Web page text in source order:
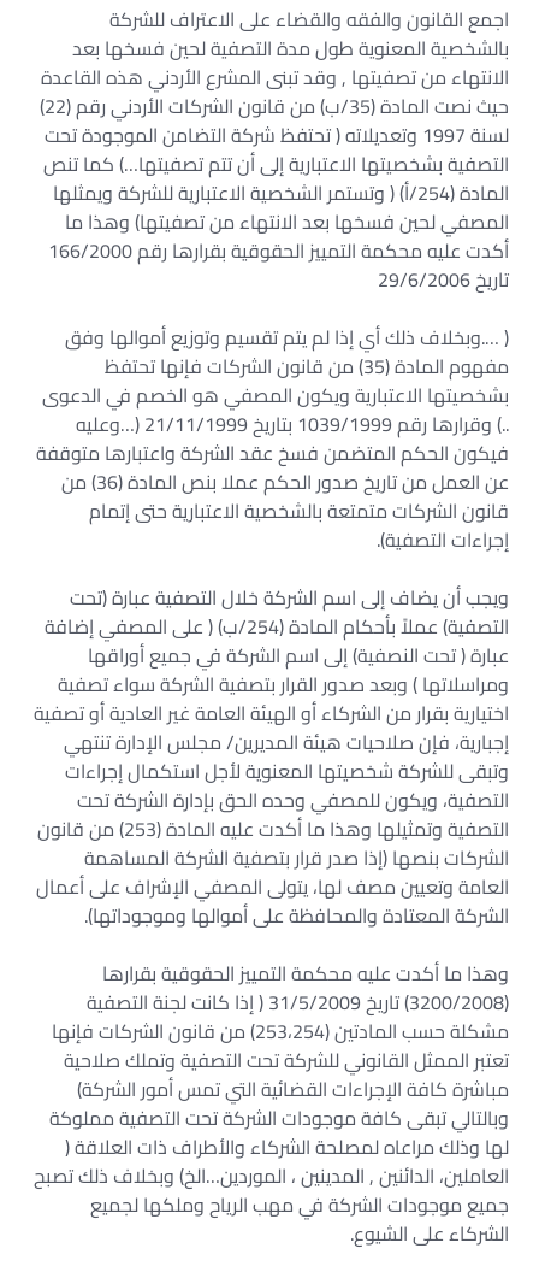
اجمع القانون والفقه والقضاء على الاعتراف للشركة
بالشخصية المعنوية طول مدة التصفية لحين فسخها بعد
الانتهاء من تصفيتها , وقد تبنى المشرع الأردني هذه القاعدة
حيث نصت المادة (35/ب) من قانون الشركات الأردني رقم (22)
لسنة 1997 وتعديلاته ( تحتفظ شركة التضامن الموجودة تحت
التصفية بشخصيتها الاعتبارية إلى أن تتم تصفيتها…) كما تنص
المادة (254/أ) ( وتستمر الشخصية الاعتبارية للشركة ويمثلها
المصفي لحين فسخها بعد الانتهاء من تصفيتها) وهذا ما
أكدت عليه محكمة التمييز الحقوقية بقرارها رقم 166/2000
تاريخ 29/6/2006
( ….وبخلاف ذلك أي إذا لم يتم تقسيم وتوزيع أموالها وفق
مفهوم المادة (35) من قانون الشركات فإنها تحتفظ
بشخصيتها الاعتبارية ويكون المصفي هو الخصم في الدعوى
..) وقرارها رقم 1039/1999 بتاريخ 21/11/1999 (…وعليه
فيكون الحكم المتضمن فسخ عقد الشركة واعتبارها متوقفة
عن العمل من تاريخ صدور الحكم عملا بنص المادة (36) من
قانون الشركات متمتعة بالشخصية الاعتبارية حتى إتمام
إجراءات التصفية).
ويجب أن يضاف إلى اسم الشركة خلال التصفية عبارة (تحت
التصفية) عملاً بأحكام المادة (254/ب) ( على المصفي إضافة
عبارة ( تحت النصفية) إلى اسم الشركة في جميع أوراقها
ومراسلاتها ) وبعد صدور القرار بتصفية الشركة سواء تصفية
اختيارية بقرار من الشركاء أو الهيئة العامة غير العادية أو تصفية
إجبارية، فإن صلاحيات هيئة المديرين/ مجلس الإدارة تنتهي
وتبقى للشركة شخصيتها المعنوية لأجل استكمال إجراءات
التصفية، ويكون للمصفي وحده الحق بإدارة الشركة تحت
التصفية وتمثيلها وهذا ما أكدت عليه المادة (253) من قانون
الشركات بنصها (إذا صدر قرار بتصفية الشركة المساهمة
العامة وتعيين مصف لها، يتولى المصفي الإشراف على أعمال
الشركة المعتادة والمحافظة على أموالها وموجوداتها).
وهذا ما أكدت عليه محكمة التمييز الحقوقية بقرارها
(3200/2008) تاريخ 31/5/2009 ( إذا كانت لجنة التصفية
مشكلة حسب المادتين (253،254) من قانون الشركات فإنها
تعتبر الممثل القانوني للشركة تحت التصفية وتملك صلاحية
مباشرة كافة الإجراءات القضائية التي تمس أمور الشركة)
وبالتالي تبقى كافة موجودات الشركة تحت التصفية مملوكة
لها وذلك مراعاه لمصلحة الشركاء والأطراف ذات العلاقة (
العاملين، الدائنين , المدينين ، الموردين…الخ) وبخلاف ذلك تصبح
جميع موجودات الشركة في مهب الرياح وملكها لجميع
الشركاء على الشيوع.